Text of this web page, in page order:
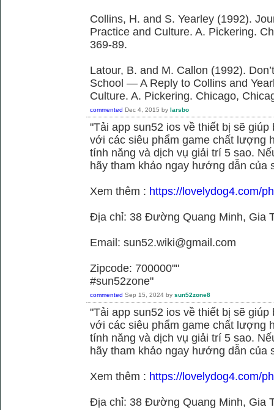
Collins, H. and S. Yearley (1992).
Practice and Culture. A. Pickering.
369-89.
Latour, B. and M. Callon (1992).
School — A Reply to Collins and
Culture. A. Pickering. Chicago,
commented Dec 4, 2015 by larsbo
"Tải app sun52 ios về thiết bị sẽ
với các siêu phẩm game chất lượng
tính năng và dịch vụ giải trí 5 sao.
hãy tham khảo ngay hướng dẫn của
Xem thêm : https://lovelydog4.com/
Địa chỉ: 38 Đường Quang Minh, Gia
Email: sun52.wiki@gmail.com
Zipcode: 700000""
#sun52zone"
commented Sep 15, 2024 by sun52zone8
"Tải app sun52 ios về thiết bị sẽ
với các siêu phẩm game chất lượng
tính năng và dịch vụ giải trí 5 sao.
hãy tham khảo ngay hướng dẫn của
Xem thêm : https://lovelydog4.com/
Địa chỉ: 38 Đường Quang Minh, Gia